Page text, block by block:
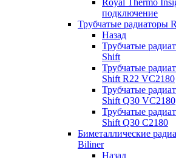
Royal Thermo
подключение
Трубчатые радиаторы
Назад
Трубчатые
Shift
Трубчатые
Shift R22 VC2180
Трубчатые
Shift Q30 VC2180
Трубчатые
Shift Q30 C2180
Биметаллические
Biliner
Назад